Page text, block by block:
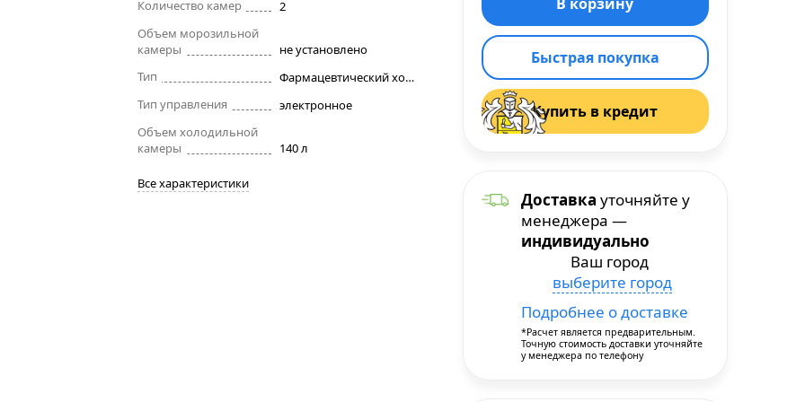
Количество камер
2
Объем морозильной
камеры
не установлено
Тип
Фармацевтический холодильник
Тип управления
электронное
Объем холодильной
камеры
140 л
Все характеристики
Быстрая покупка
Купить в кредит
Доставка уточняйте у
менеджера —
индивидуально
Ваш город
выберите город
Подробнее о доставке
*Расчет является предварительным.
Точную стоимость доставки уточняйте
у менеджера по телефону